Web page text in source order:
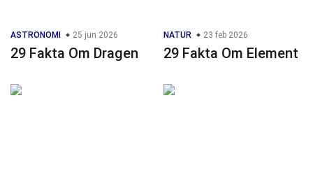
ASTRONOMI 25 jun 2026
29 Fakta Om Dragen
NATUR 23 feb 2026
29 Fakta Om Element